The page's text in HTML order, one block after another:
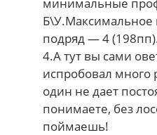
Б\У.Максимальное
подряд — 4
4.А тут вы сами
испробовал много
один не дает
понимаете, без
поймаешь!